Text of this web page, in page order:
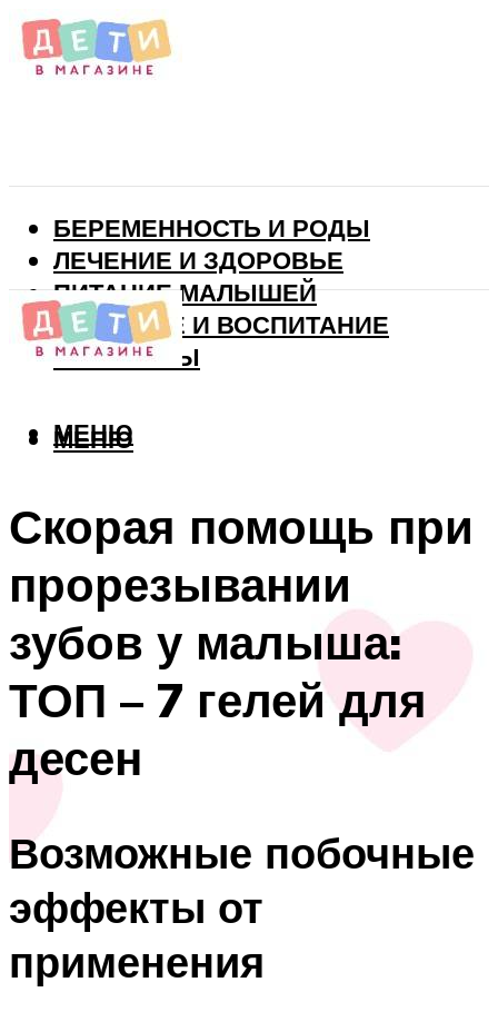
БЕРЕМЕННОСТЬ И РОДЫ
ЛЕЧЕНИЕ И ЗДОРОВЬЕ
ПИТАНИЕ МАЛЫШЕЙ
РАЗВИТИЕ И ВОСПИТАНИЕ
ВИТАМИНЫ
МЕНЮ
МЕНЮ
Скорая помощь при
прорезывании
зубов у малыша:
ТОП – 7 гелей для
десен
Возможные побочные
эффекты от
применения